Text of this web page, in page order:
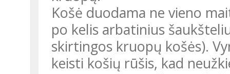
Košė duodama ne vieno
po kelis arbatinius
skirtingos kruopų košės).
keisti košių rūšis, kad